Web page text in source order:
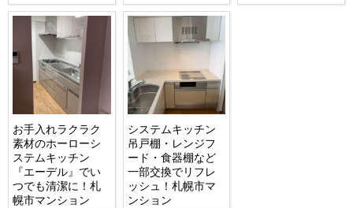
お手入れラクラク
素材のホーローシ
ステムキッチン
『エーデル』でい
つでも清潔に！札
幌市マンション
システムキッチン
吊戸棚・レンジフ
ード・食器棚など
一部交換でリフレ
ッシュ！札幌市マ
ンション